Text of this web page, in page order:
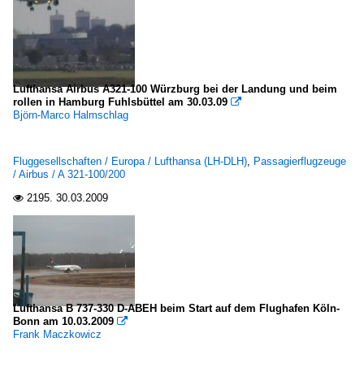
Lufthansa Airbus A321-100 Würzburg bei der Landung und beim
rollen in Hamburg Fuhlsbüttel am 30.03.09 
Björn-Marco Halmschlag
Fluggesellschaften / Europa / Lufthansa (LH-DLH), Passagierflugzeuge
/ Airbus / A 321-100/200
 2195. 30.03.2009
Lufthansa B 737-330 D-ABEH beim Start auf dem Flughafen Köln-
Bonn am 10.03.2009 
Frank Maczkowicz